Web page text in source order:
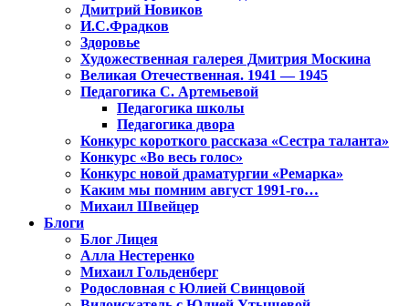
Дмитрий Новиков
И.С.Фрадков
Здоровье
Художественная галерея Дмитрия Москина
Великая Отечественная. 1941 — 1945
Педагогика С. Артемьевой
Педагогика школы
Педагогика двора
Конкурс короткого рассказа «Сестра таланта»
Конкурс «Во весь голос»
Конкурс новой драматургии «Ремарка»
Каким мы помним август 1991-го…
Михаил Швейцер
Блоги
Блог Лицея
Алла Нестеренко
Михаил Гольденберг
Родословная с Юлией Свинцовой